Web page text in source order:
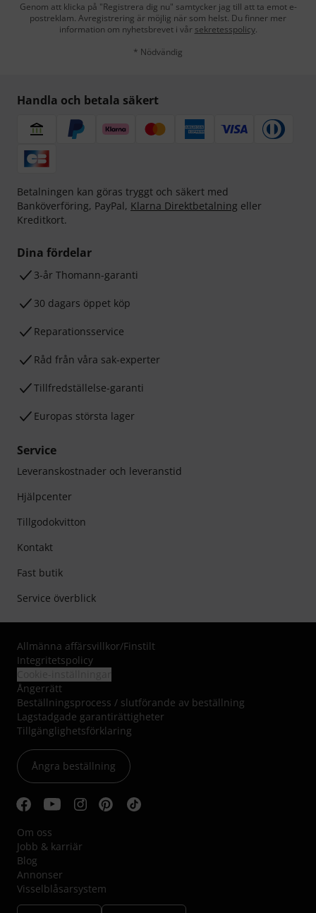
Genom att klicka på "Registrera dig nu" samtycker jag till att ta emot e-
postreklam. Avregistrering är möjlig när som helst. Du finner mer
information om nyhetsbrevet i vår sekretesspolicy.
* Nödvändig
Handla och betala säkert
Betalningen kan göras tryggt och säkert med
Banköverföring, PayPal, Klarna Direktbetalning eller
Kreditkort.
Dina fördelar
3-år Thomann-garanti
30 dagars öppet köp
Reparationsservice
Råd från våra sak-experter
Tillfredställelse-garanti
Europas största lager
Service
Leveranskostnader och leveranstid
Hjälpcenter
Tillgodokvitton
Kontakt
Fast butik
Service överblick
Allmänna affärsvillkor/Finstilt
Integritetspolicy
Ångerrätt
Beställningsprocess / slutförande av beställning
Lagstadgade garantirättigheter
Tillgänglighetsförklaring
Ångra beställning
Om oss
Jobb & karriär
Blog
Annonser
Visselblåsarsystem